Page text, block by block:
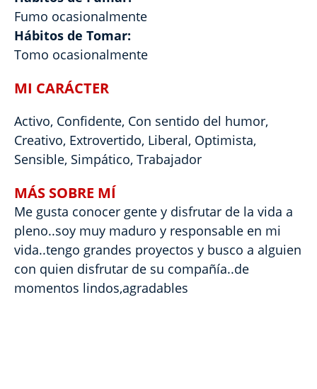
Fumo ocasionalmente
Hábitos de Tomar:
Tomo ocasionalmente
MI CARÁCTER
Activo, Confidente, Con sentido del humor,
Creativo, Extrovertido, Liberal, Optimista,
Sensible, Simpático, Trabajador
MÁS SOBRE MÍ
Me gusta conocer gente y disfrutar de la vida a
pleno..soy muy maduro y responsable en mi
vida..tengo grandes proyectos y busco a alguien
con quien disfrutar de su compañía..de
momentos lindos,agradables